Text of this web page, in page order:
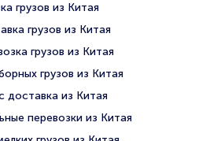
грузов из Китая
грузов из Китая
грузов из Китая
грузов из Китая
доставка из Китая
перевозки из Китая